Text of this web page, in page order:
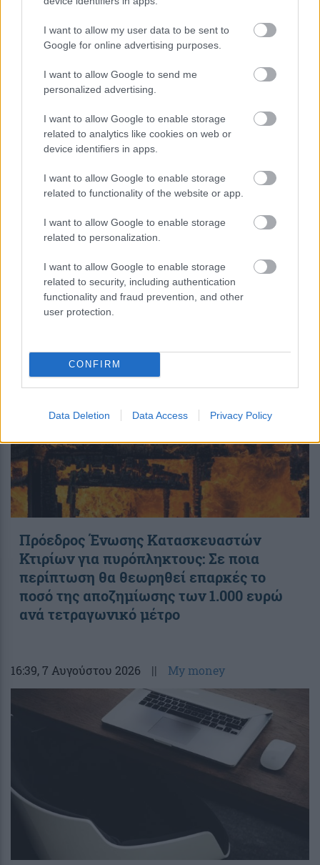
I want to allow my user data to be sent to
Google for online advertising purposes.
I want to allow Google to send me
personalized advertising.
I want to allow Google to enable storage
related to analytics like cookies on web or
device identifiers in apps.
I want to allow Google to enable storage
related to functionality of the website or app.
I want to allow Google to enable storage
related to personalization.
I want to allow Google to enable storage
related to security, including authentication
functionality and fraud prevention, and other
user protection.
CONFIRM
Data Deletion Data Access Privacy Policy
Νέοι υπέρλεπτοι υπεραγωγοί
ανοίγουν τον δρόμο για μικρότερες
και αποδοτικότερες κβαντικές
συσκευές
περισσότερα
Πρόεδρος Ένωσης Κατασκευαστών
Κτιρίων για πυρόπληκτους: Σε ποια
περίπτωση θα θεωρηθεί επαρκές το
ποσό της αποζημίωσης των 1.000 ευρώ
ανά τετραγωνικό μέτρο
16:39, 7 Αυγούστου 2026 || My money